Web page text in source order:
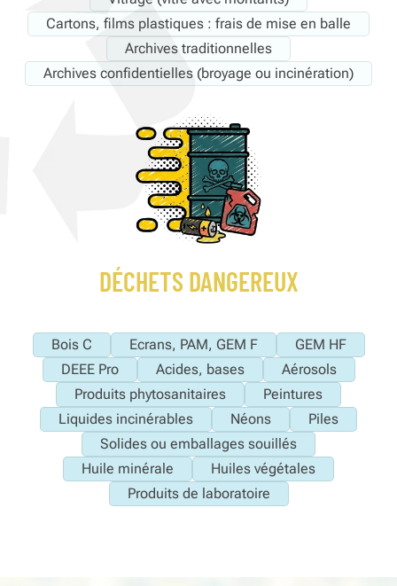
Cartons, films plastiques : frais de mise en balle
Archives traditionnelles
Archives confidentielles (broyage ou incinération)
DÉCHETS DANGEREUX
Bois C Ecrans, PAM, GEM F
GEM HF
DEEE Pro
Acides, bases
Aérosols
Produits phytosanitaires
Peintures
Liquides incinérables
Néons
Piles
Solides ou emballages souillés
Huile minérale
Huiles végétales
Produits de laboratoire